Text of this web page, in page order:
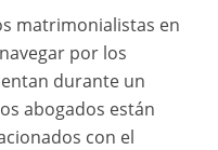
matrimonialistas en
por los
durante un
abogados están
con el